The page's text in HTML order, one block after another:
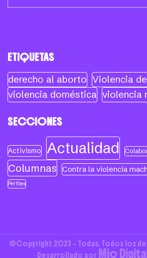
ETIQUETAS
derecho al aborto Violencia
violencia doméstica violencia
SECCIONES
Activismo Actualidad
Columnas Contra la violencia
Perfiles
©Copyright 2023 - Todas. Todos los
Desarrollado por Mio